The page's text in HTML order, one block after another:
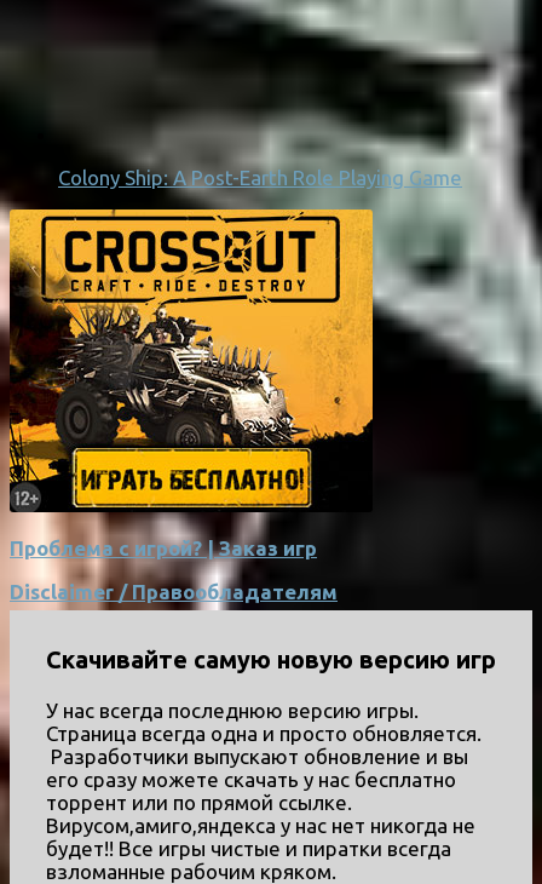
Colony Ship: A Post-Earth Role Playing Game
Проблема с игрой? | Заказ игр
Disclaimer / Правообладателям
Скачивайте самую новую версию игр
У нас всегда последнюю версию игры.
Страница всегда одна и просто обновляется.
Разработчики выпускают обновление и вы
его сразу можете скачать у нас бесплатно
торрент или по прямой ссылке.
Вирусом,амиго,яндекса у нас нет никогда не
будет!! Все игры чистые и пиратки всегда
взломанные рабочим кряком.